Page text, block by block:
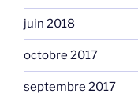
juin 2018
octobre 2017
septembre 2017